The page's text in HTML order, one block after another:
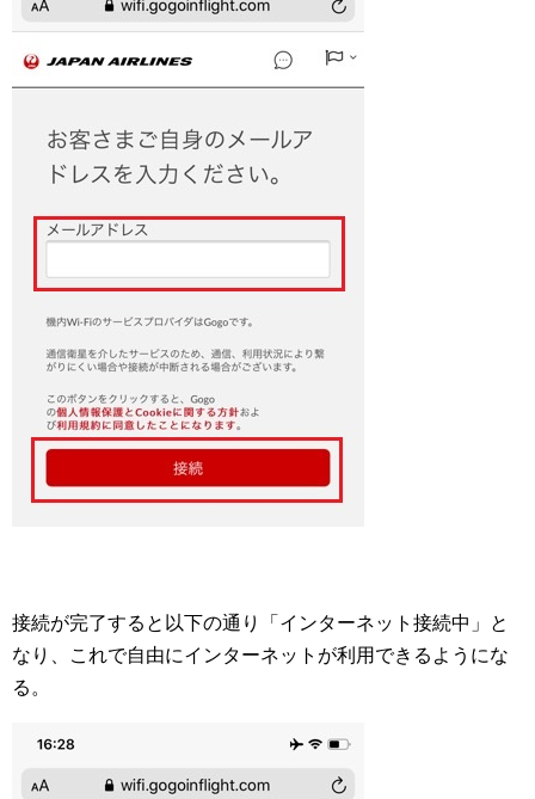
接続が完了すると以下の通り「インターネット接続中」と
なり、これで自由にインターネットが利用できるようにな
る。